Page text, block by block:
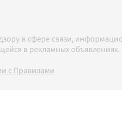
в сфере связи,
в рекламных
с Правилами